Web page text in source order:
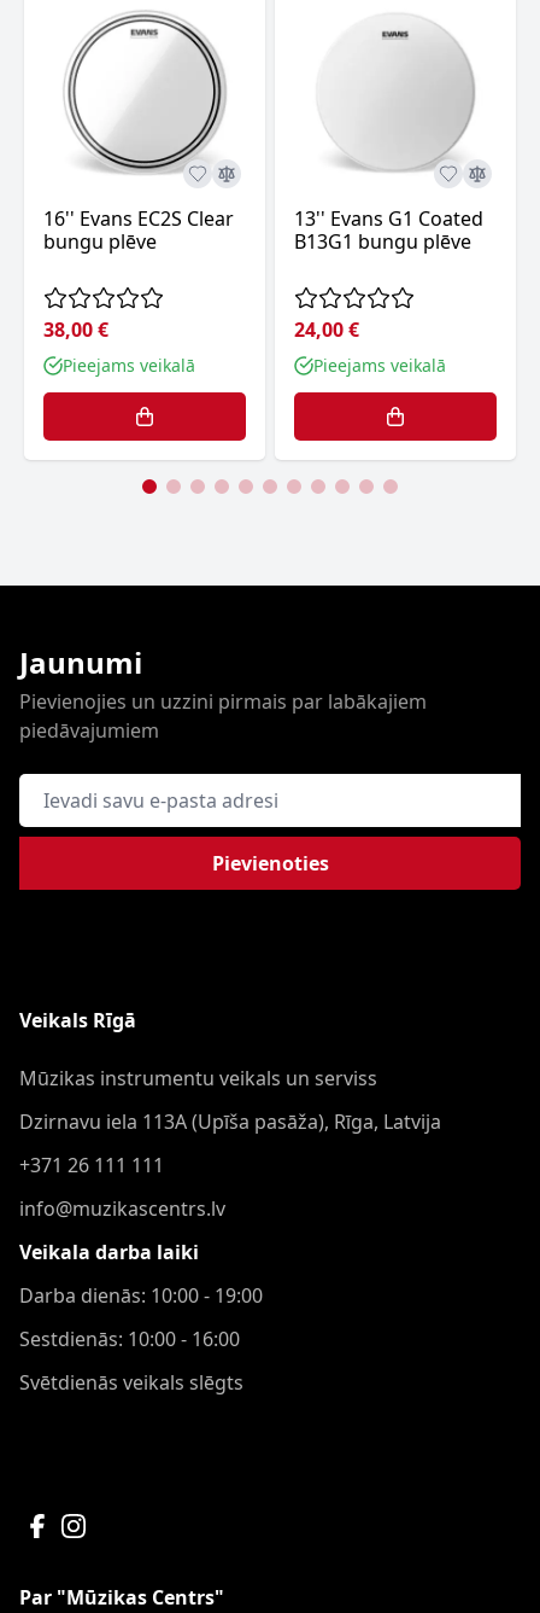
16'' Evans EC2S Clear
bungu plēve
38,00 €
Pieejams veikalā
13'' Evans G1 Coated
B13G1 bungu plēve
24,00 €
Pieejams veikalā
Jaunumi
Pievienojies un uzzini pirmais par labākajiem
piedāvajumiem
E-pasta adrese
Pievienoties
Veikals Rīgā
Mūzikas instrumentu veikals un serviss
Dzirnavu iela 113A (Upīša pasāža), Rīga, Latvija
+371 26 111 111
info@muzikascentrs.lv
Veikala darba laiki
Darba dienās: 10:00 - 19:00
Sestdienās: 10:00 - 16:00
Svētdienās veikals slēgts
Par "Mūzikas Centrs"